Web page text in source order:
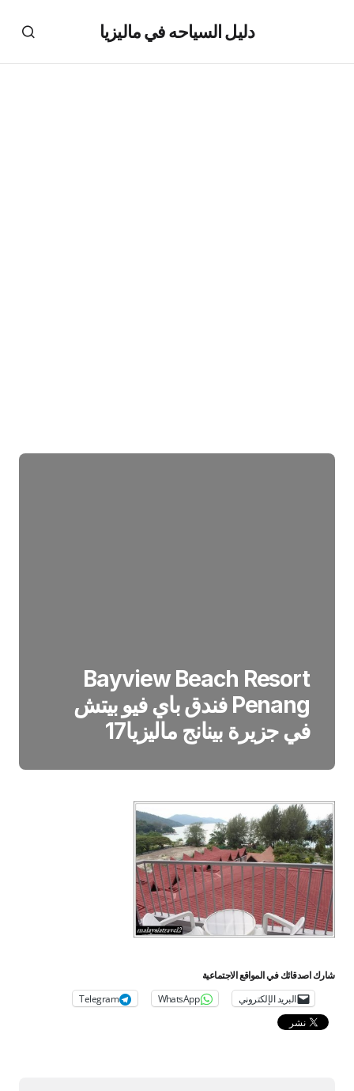
دليل السياحه في ماليزيا
Bayview Beach Resort
Penang فندق باي فيو بيتش
في جزيرة بينانج ماليزيا17
شارك اصدقائك في المواقع الاجتماعية
البريد الإلكتروني WhatsApp
Telegram